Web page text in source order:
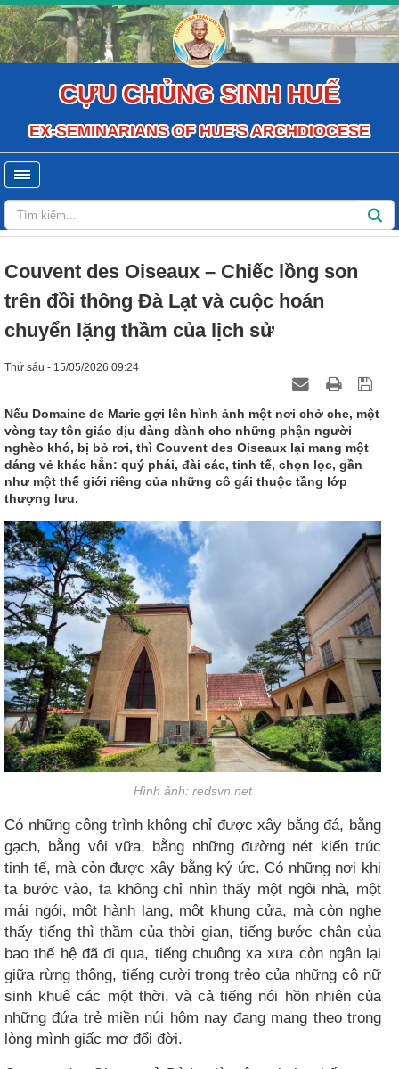
CỰU CHỦNG SINH HUẾ
EX-SEMINARIANS OF HUE'S ARCHDIOCESE
Couvent des Oiseaux – Chiếc lồng son
trên đồi thông Đà Lạt và cuộc hoán
chuyển lặng thầm của lịch sử
Thứ sáu - 15/05/2026 09:24
Nếu Domaine de Marie gợi lên hình ảnh một nơi chở che, một
vòng tay tôn giáo dịu dàng dành cho những phận người
nghèo khó, bị bỏ rơi, thì Couvent des Oiseaux lại mang một
dáng vẻ khác hẳn: quý phái, đài các, tinh tế, chọn lọc, gần
như một thế giới riêng của những cô gái thuộc tầng lớp
thượng lưu.
Hình ảnh: redsvn.net
Có những công trình không chỉ được xây bằng đá, bằng
gạch, bằng vôi vữa, bằng những đường nét kiến trúc
tinh tế, mà còn được xây bằng ký ức. Có những nơi khi
ta bước vào, ta không chỉ nhìn thấy một ngôi nhà, một
mái ngói, một hành lang, một khung cửa, mà còn nghe
thấy tiếng thì thầm của thời gian, tiếng bước chân của
bao thế hệ đã đi qua, tiếng chuông xa xưa còn ngân lại
giữa rừng thông, tiếng cười trong trẻo của những cô nữ
sinh khuê các một thời, và cả tiếng nói hồn nhiên của
những đứa trẻ miền núi hôm nay đang mang theo trong
lòng mình giấc mơ đổi đời.